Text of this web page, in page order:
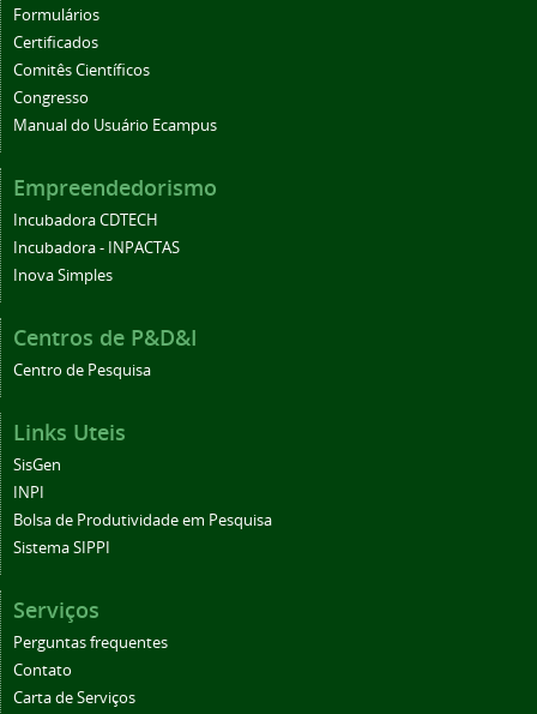
Formulários
Certificados
Comitês Científicos
Congresso
Manual do Usuário Ecampus
Empreendedorismo
Incubadora CDTECH
Incubadora - INPACTAS
Inova Simples
Centros de P&D&I
Centro de Pesquisa
Links Uteis
SisGen
INPI
Bolsa de Produtividade em Pesquisa
Sistema SIPPI
Serviços
Perguntas frequentes
Contato
Carta de Serviços